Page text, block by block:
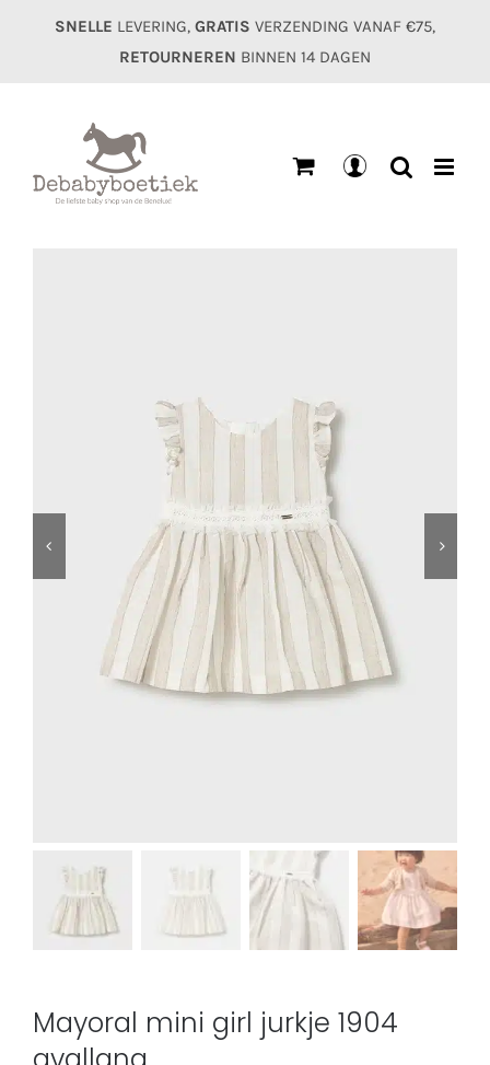
SNELLE LEVERING, GRATIS VERZENDING VANAF €75,
RETOURNEREN BINNEN 14 DAGEN
Mayoral mini girl jurkje 1904